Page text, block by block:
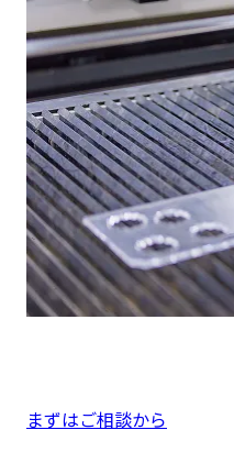
まずはご相談から